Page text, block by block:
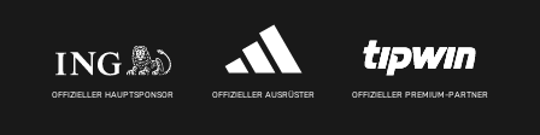
OFFIZIELLER HAUPTSPONSOR OFFIZIELLER AUSRÜSTER OFFIZIELLER PREMIUM-PARTNER